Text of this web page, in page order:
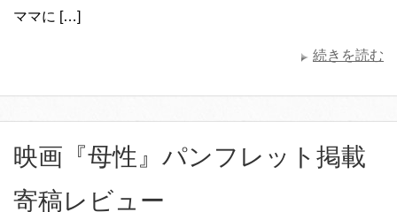
ママに […]
続きを読む
映画『母性』パンフレット掲載
寄稿レビュー